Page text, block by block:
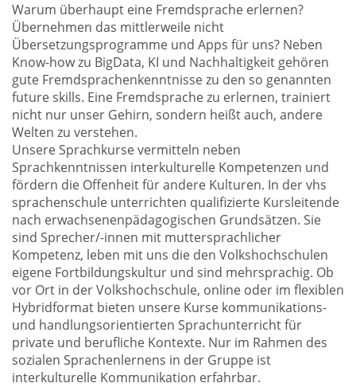
Warum überhaupt eine Fremdsprache erlernen?
Übernehmen das mittlerweile nicht
Übersetzungsprogramme und Apps für uns? Neben
Know-how zu BigData, KI und Nachhaltigkeit gehören
gute Fremdsprachenkenntnisse zu den so genannten
future skills. Eine Fremdsprache zu erlernen, trainiert
nicht nur unser Gehirn, sondern heißt auch, andere
Welten zu verstehen.
Unsere Sprachkurse vermitteln neben
Sprachkenntnissen interkulturelle Kompetenzen und
fördern die Offenheit für andere Kulturen. In der vhs
sprachenschule unterrichten qualifizierte Kursleitende
nach erwachsenenpädagogischen Grundsätzen. Sie
sind Sprecher/-innen mit muttersprachlicher
Kompetenz, leben mit uns die den Volkshochschulen
eigene Fortbildungskultur und sind mehrsprachig. Ob
vor Ort in der Volkshochschule, online oder im flexiblen
Hybridformat bieten unsere Kurse kommunikations-
und handlungsorientierten Sprachunterricht für
private und berufliche Kontexte. Nur im Rahmen des
sozialen Sprachenlernens in der Gruppe ist
interkulturelle Kommunikation erfahrbar.